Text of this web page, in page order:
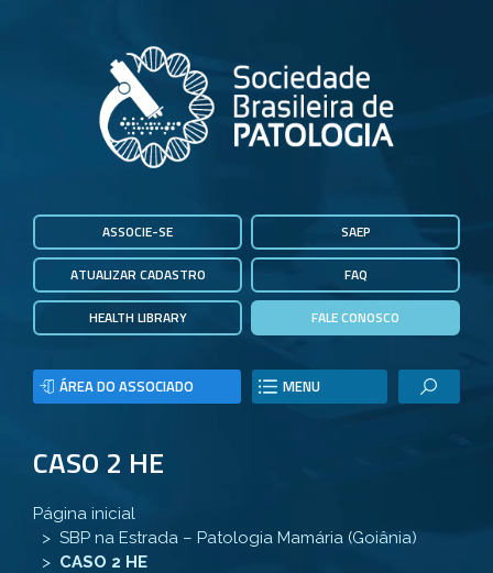
ASSOCIE-SE
ATUALIZAR CADASTRO
HEALTH LIBRARY
SAEP
FAQ
FALE CONOSCO
ÁREA DO ASSOCIADO MENU
CASO 2 HE
Página inicial
SBP na Estrada – Patologia Mamária (Goiânia)
CASO 2 HE